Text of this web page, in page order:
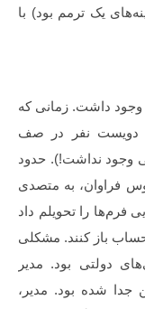
یک ترمم بود) با
داشت. زمانی که
دویست نفر در صف
وجود نداشت!). حدود
فراوان، به متصدی
فرم‌ها را تحویلم داد
حساب باز کنند. مشکلی
دولتی بود. مدیر
جدا شده بود. مدیر،